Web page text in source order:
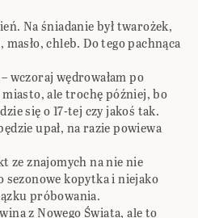
Na śniadanie był twarożek,
chleb. Do tego pachnąca
wczoraj wędrowałam po
ale trochę później, bo
się o 17-tej czy jakoś tak.
upał, na razie powiewa
ze znajomych na nie nie
sezonowe kopytka i niejako
próbowania.
z Nowego Świata, ale to